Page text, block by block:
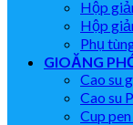
Hộp
Hộp
Phụ
GIOĂNG
Cao su
Cao su
Cup